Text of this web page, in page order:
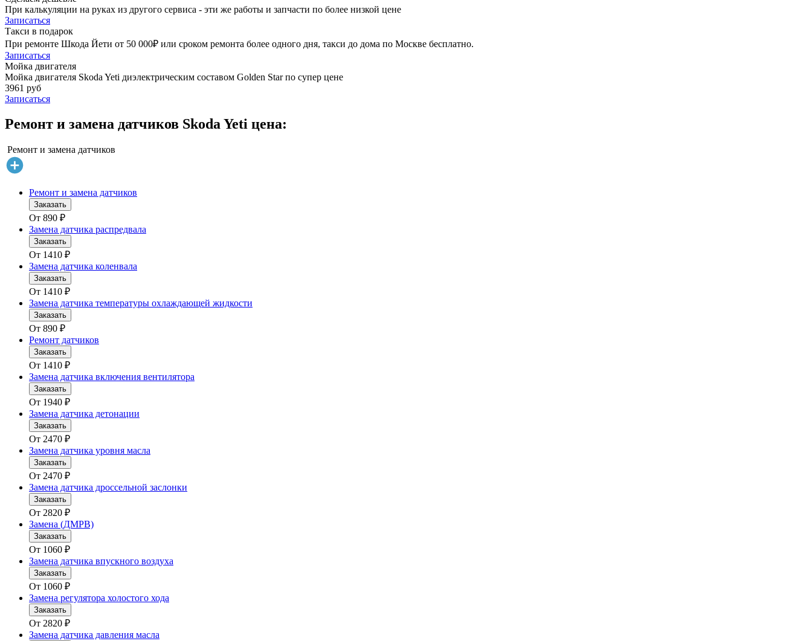
При калькуляции на руках из другого сервиса - эти же работы и запчасти по более низкой цене
Записаться
Такси в подарок
При ремонте Шкода Йети от 50 000₽ или сроком ремонта более одного дня, такси до дома по Москве бесплатно.
Записаться
Мойка двигателя
Мойка двигателя Skoda Yeti диэлектрическим составом Golden Star по супер цене
3961 руб
Записаться
Ремонт и замена датчиков Skoda Yeti цена:
Ремонт и замена датчиков
Ремонт и замена датчиков
Заказать
От 890 ₽
Замена датчика распредвала
Заказать
От 1410 ₽
Замена датчика коленвала
Заказать
От 1410 ₽
Замена датчика температуры охлаждающей жидкости
Заказать
От 890 ₽
Ремонт датчиков
Заказать
От 1410 ₽
Замена датчика включения вентилятора
Заказать
От 1940 ₽
Замена датчика детонации
Заказать
От 2470 ₽
Замена датчика уровня масла
Заказать
От 2470 ₽
Замена датчика дроссельной заслонки
Заказать
От 2820 ₽
Замена (ДМРВ)
Заказать
От 1060 ₽
Замена датчика впускного воздуха
Заказать
От 1060 ₽
Замена регулятора холостого хода
Заказать
От 2820 ₽
Замена датчика давления масла